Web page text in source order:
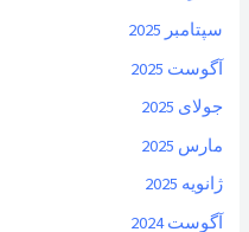
سپتامبر 2025
آگوست 2025
جولای 2025
مارس 2025
ژانویه 2025
آگوست 2024